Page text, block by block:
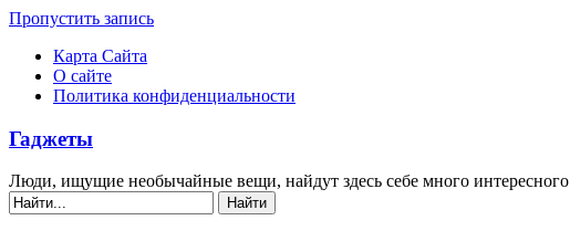
Пропустить запись
Карта Сайта
О сайте
Политика конфиденциальности
Гаджеты
Люди, ищущие необычайные вещи, найдут здесь себе много интересного